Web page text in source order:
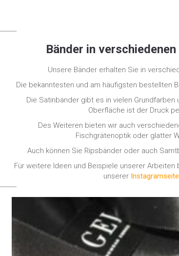
Bänder in
Unsere Bänder erhalten Sie in
Die bekanntesten und am häufigsten bestellten
Die Satinbänder gibt es in vielen
Oberfläche ist der Druck
Des Weiteren bieten wir auch
Fischgrätenoptik oder glatter
Auch können Sie Ripsbänder oder auch
Für weitere Ideen und Beispiele unserer
unserer Instagramseite